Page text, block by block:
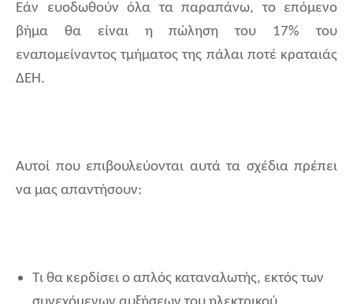
Εάν ευοδωθούν όλα τα παραπάνω, το επόμενο
βήμα θα είναι η πώληση του 17% του
εναπομείναντος τμήματος της πάλαι ποτέ κραταιάς
ΔΕΗ.
Αυτοί που επιβουλεύονται αυτά τα σχέδια πρέπει
να μας απαντήσουν:
Τι θα κερδίσει ο απλός καταναλωτής, εκτός των